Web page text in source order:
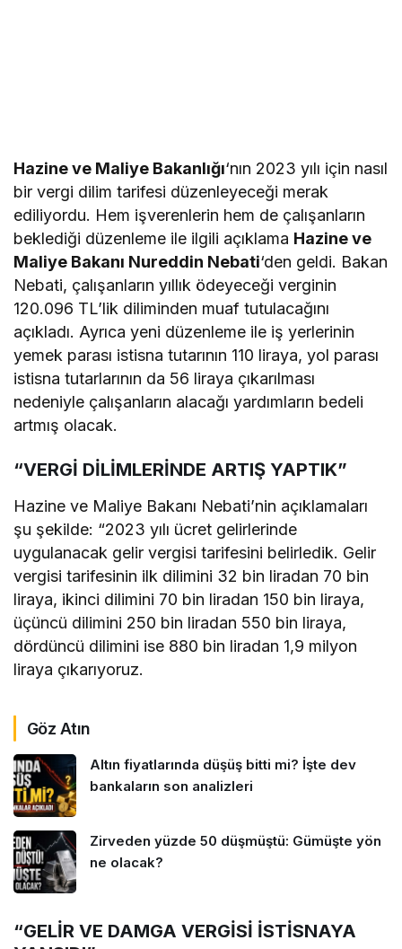
Hazine ve Maliye Bakanlığı‘nın 2023 yılı için nasıl
bir vergi dilim tarifesi düzenleyeceği merak
ediliyordu. Hem işverenlerin hem de çalışanların
beklediği düzenleme ile ilgili açıklama Hazine ve
Maliye Bakanı Nureddin Nebati‘den geldi. Bakan
Nebati, çalışanların yıllık ödeyeceği verginin
120.096 TL’lik diliminden muaf tutulacağını
açıkladı. Ayrıca yeni düzenleme ile iş yerlerinin
yemek parası istisna tutarının 110 liraya, yol parası
istisna tutarlarının da 56 liraya çıkarılması
nedeniyle çalışanların alacağı yardımların bedeli
artmış olacak.
“VERGİ DİLİMLERİNDE ARTIŞ YAPTIK”
Hazine ve Maliye Bakanı Nebati’nin açıklamaları
şu şekilde: “2023 yılı ücret gelirlerinde
uygulanacak gelir vergisi tarifesini belirledik. Gelir
vergisi tarifesinin ilk dilimini 32 bin liradan 70 bin
liraya, ikinci dilimini 70 bin liradan 150 bin liraya,
üçüncü dilimini 250 bin liradan 550 bin liraya,
dördüncü dilimini ise 880 bin liradan 1,9 milyon
liraya çıkarıyoruz.
Göz Atın
Altın fiyatlarında düşüş bitti mi? İşte dev
bankaların son analizleri
Zirveden yüzde 50 düşmüştü: Gümüşte yön
ne olacak?
“GELİR VE DAMGA VERGİSİ İSTİSNAYA